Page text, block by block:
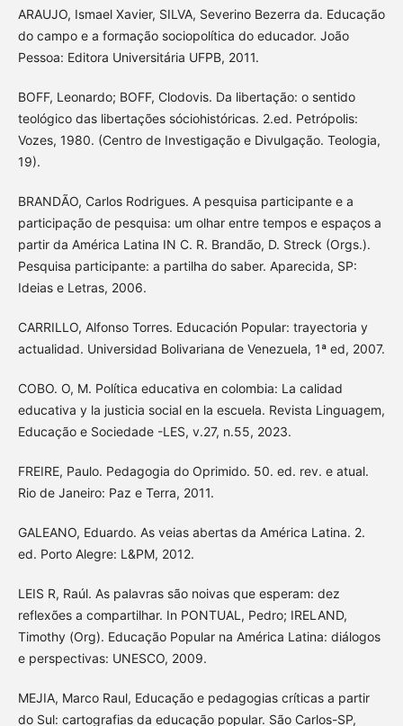
ARAUJO, Ismael Xavier, SILVA, Severino Bezerra da. Educação
do campo e a formação sociopolítica do educador. João
Pessoa: Editora Universitária UFPB, 2011.
BOFF, Leonardo; BOFF, Clodovis. Da libertação: o sentido
teológico das libertações sóciohistóricas. 2.ed. Petrópolis:
Vozes, 1980. (Centro de Investigação e Divulgação. Teologia,
19).
BRANDÃO, Carlos Rodrigues. A pesquisa participante e a
participação de pesquisa: um olhar entre tempos e espaços a
partir da América Latina IN C. R. Brandão, D. Streck (Orgs.).
Pesquisa participante: a partilha do saber. Aparecida, SP:
Ideias e Letras, 2006.
CARRILLO, Alfonso Torres. Educación Popular: trayectoria y
actualidad. Universidad Bolivariana de Venezuela, 1ª ed, 2007.
COBO. O, M. Política educativa en colombia: La calidad
educativa y la justicia social en la escuela. Revista Linguagem,
Educação e Sociedade -LES, v.27, n.55, 2023.
FREIRE, Paulo. Pedagogia do Oprimido. 50. ed. rev. e atual.
Rio de Janeiro: Paz e Terra, 2011.
GALEANO, Eduardo. As veias abertas da América Latina. 2.
ed. Porto Alegre: L&PM, 2012.
LEIS R, Raúl. As palavras são noivas que esperam: dez
reflexões a compartilhar. In PONTUAL, Pedro; IRELAND,
Timothy (Org). Educação Popular na América Latina: diálogos
e perspectivas: UNESCO, 2009.
MEJIA, Marco Raul, Educação e pedagogias críticas a partir
do Sul: cartografias da educação popular. São Carlos-SP,